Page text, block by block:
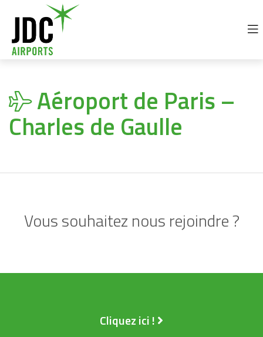
+32 69 77 92 30
Aéroport de Paris –
Charles de Gaulle
Vous souhaitez nous rejoindre ?
Cliquez ici !